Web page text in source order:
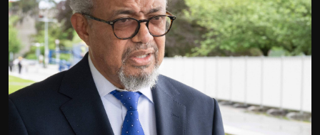
Internacional
APOIE
Educação
Justiça